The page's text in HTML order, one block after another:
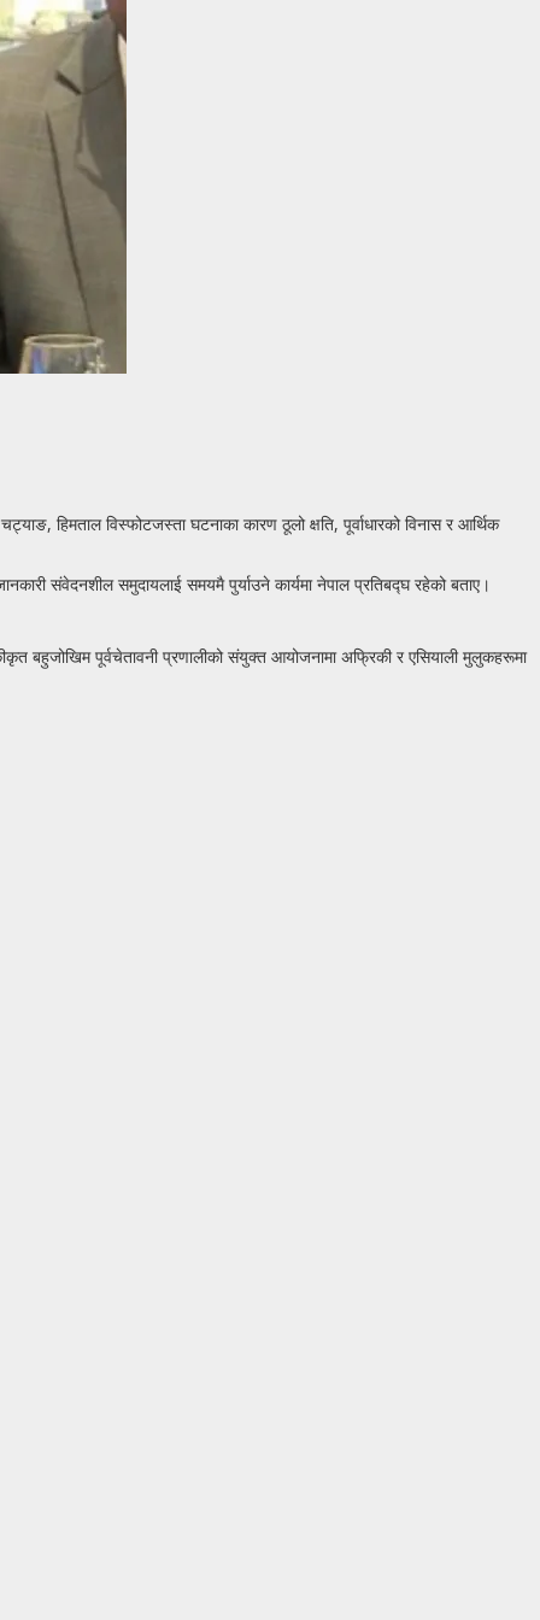
हिमताल विस्फोटजस्ता घटनाका कारण ठूलो क्षति, पूर्वाधारको विनास र आर्थिक
संवेदनशील समुदायलाई समयमै पुर्याउने कार्यमा नेपाल प्रतिबद्घ रहेको बताए।
बहुजोखिम पूर्वचेतावनी प्रणालीको संयुक्त आयोजनामा अफ्रिकी र एसियाली मुलुकहरूमा